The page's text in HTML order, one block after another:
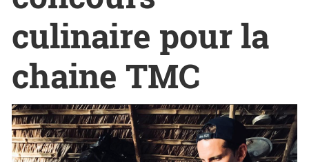
culinaire pour la
chaine TMC